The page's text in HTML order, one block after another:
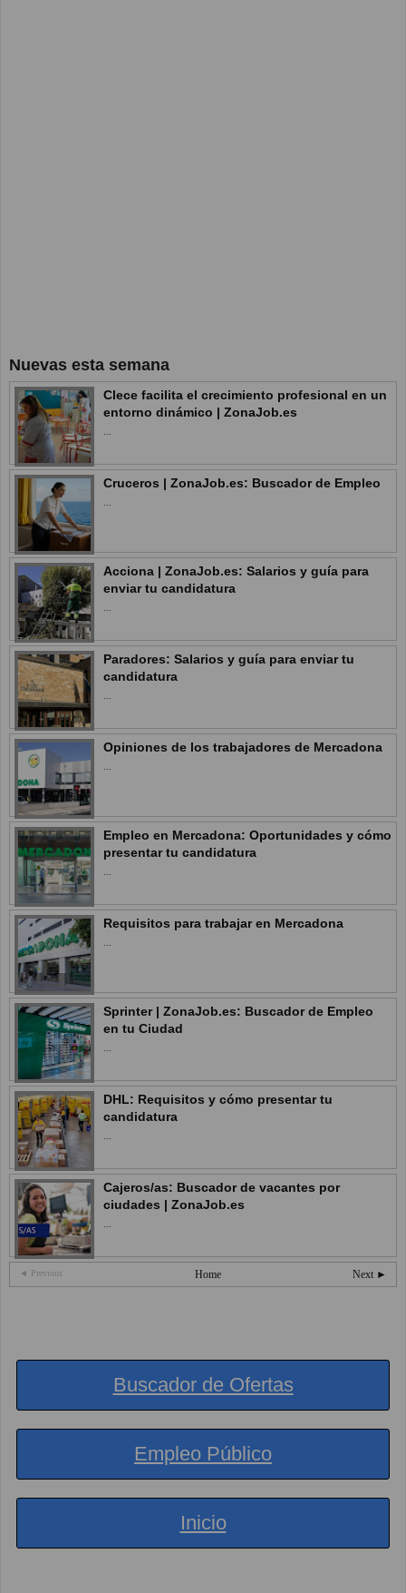
Nuevas esta semana
Clece facilita el crecimiento profesional en un
entorno dinámico | ZonaJob.es
Cruceros | ZonaJob.es: Buscador de Empleo
Acciona | ZonaJob.es: Salarios y guía para
enviar tu candidatura
Paradores: Salarios y guía para enviar tu
candidatura
Opiniones de los trabajadores de Mercadona
Empleo en Mercadona: Oportunidades y cómo
presentar tu candidatura
Requisitos para trabajar en Mercadona
Sprinter | ZonaJob.es: Buscador de Empleo
en tu Ciudad
DHL: Requisitos y cómo presentar tu
candidatura
Cajeros/as: Buscador de vacantes por
ciudades | ZonaJob.es
◄ Previous Next ►
Home
Buscador de Ofertas
Empleo Público
Inicio